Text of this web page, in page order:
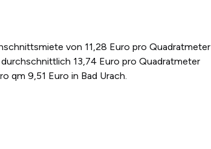
von 11,28 Euro pro Quadratmeter
13,74 Euro pro Quadratmeter
qm 9,51 Euro in Bad Urach.